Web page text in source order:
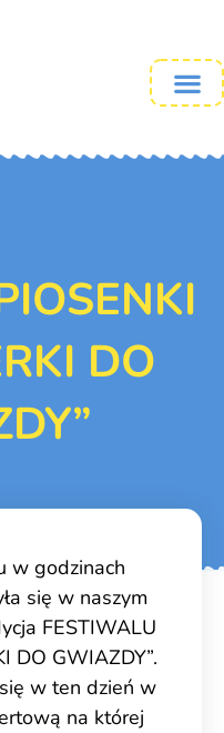
DO
w godzinach
się w naszym
FESTIWALU
DO GWIAZDY”.
w ten dzień w
na której